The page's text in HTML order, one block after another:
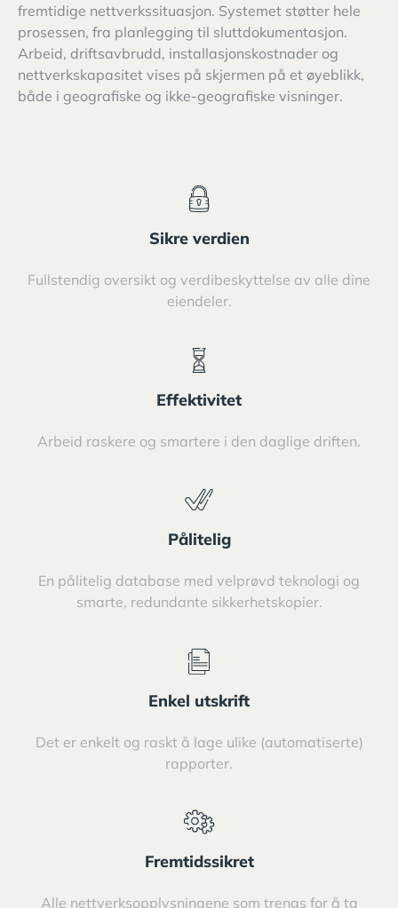
fremtidige nettverkssituasjon. Systemet støtter hele
prosessen, fra planlegging til sluttdokumentasjon.
Arbeid, driftsavbrudd, installasjonskostnader og
nettverkskapasitet vises på skjermen på et øyeblikk,
både i geografiske og ikke-geografiske visninger.
Sikre verdien
Fullstendig oversikt og verdibeskyttelse av alle dine
eiendeler.
Effektivitet
Arbeid raskere og smartere i den daglige driften.
Pålitelig
En pålitelig database med velprøvd teknologi og
smarte, redundante sikkerhetskopier.
Enkel utskrift
Det er enkelt og raskt å lage ulike (automatiserte)
rapporter.
Fremtidssikret
Alle nettverksopplysningene som trengs for å ta